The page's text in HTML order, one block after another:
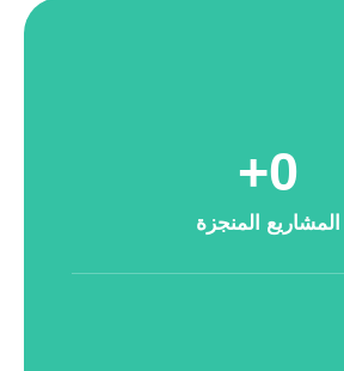
المشاريع المنجزة
0
+